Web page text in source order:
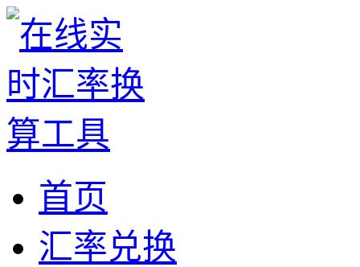
首页
汇率兑换